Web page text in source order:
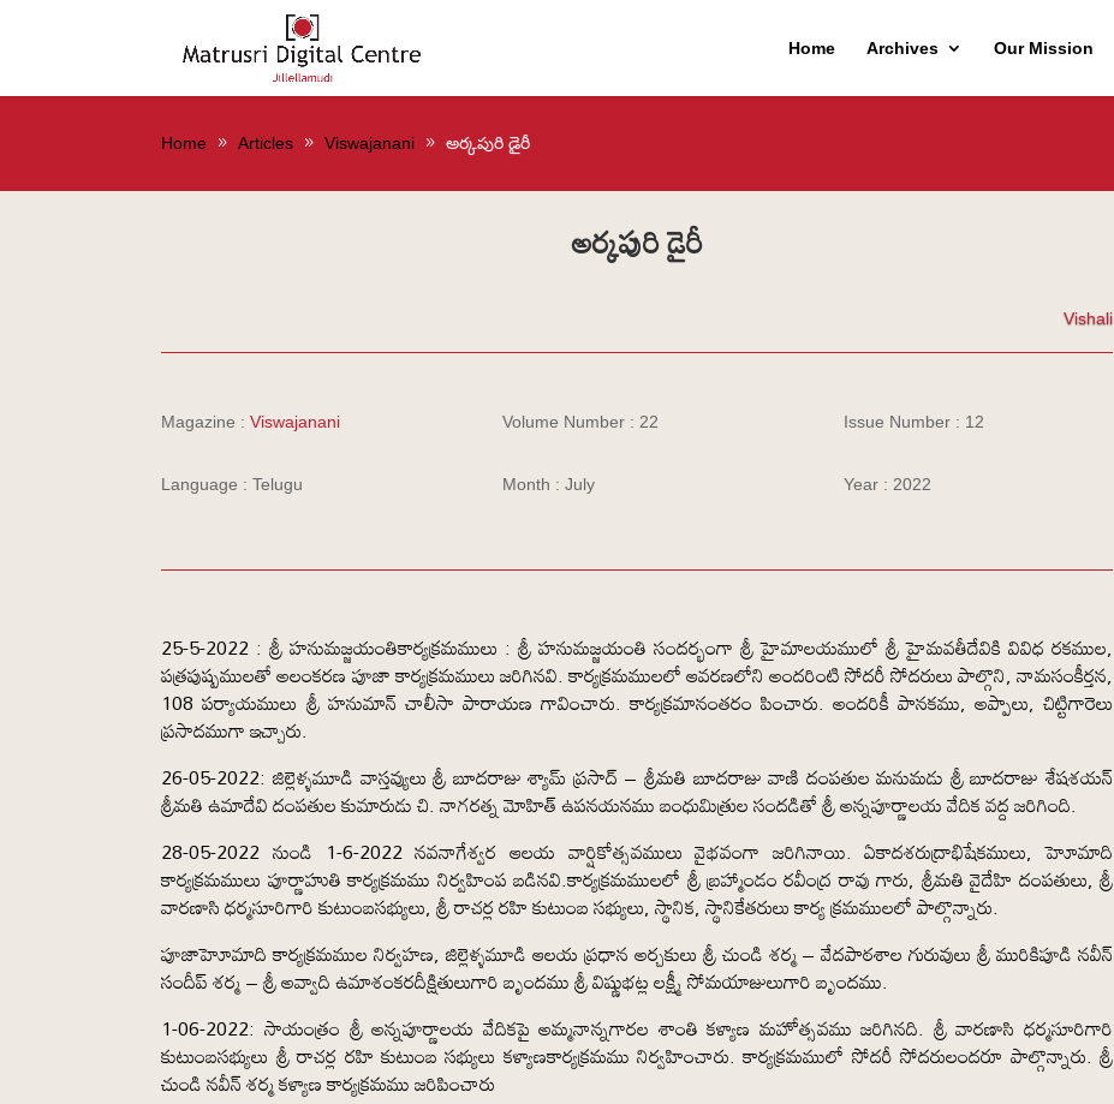
Home Archives Our Mission
Home Articles Viswajanani అర్కపురి డైరీ
అర్కపురి డైరీ
Vishali
Magazine :Viswajanani
Language : Telugu
Volume Number : 22
Month : July
Issue Number : 12
Year : 2022
25-5-2022 : శ్రీ హనుమజ్జయంతికార్యక్రమములు : శ్రీ హనుమజ్జయంతి సందర్భంగా శ్రీ హైమాలయములో శ్రీ హైమవతీదేవికి వివిధ రకముల,
పత్రపుష్పములతో అలంకరణ పూజా కార్యక్రమములు జరిగినవి. కార్యక్రమములలో ఆవరణలోని అందరింటి సోదరీ సోదరులు పాల్గొని, నామసంకీర్తన,
108 పర్యాయములు శ్రీ హనుమాన్ చాలీసా పారాయణ గావించారు. కార్యక్రమానంతరం పించారు. అందరికీ పానకము, అప్పాలు, చిట్టిగారెలు
ప్రసాదముగా ఇచ్చారు.
26-05-2022: జిల్లెళ్ళమూడి వాస్తవ్యులు శ్రీ బూదరాజు శ్యామ్ ప్రసాద్ – శ్రీమతి బూదరాజు వాణి దంపతుల మనుమడు శ్రీ బూదరాజు శేషశయన్
శ్రీమతి ఉమాదేవి దంపతుల కుమారుడు చి. నాగరత్న మోహిత్ ఉపనయనము బంధుమిత్రుల సందడితో శ్రీ అన్నపూర్ణాలయ వేదిక వద్ద జరిగింది.
28-05-2022 నుండి 1-6-2022 నవనాగేశ్వర ఆలయ వార్షికోత్సవములు వైభవంగా జరిగినాయి. ఏకాదశరుద్రాభిషేకములు, హెూమాది
కార్యక్రమములు పూర్ణాహుతి కార్యక్రమము నిర్వహింప బడినవి.కార్యక్రమములలో శ్రీ బ్రహ్మాండం రవీంద్ర రావు గారు, శ్రీమతి వైదేహి దంపతులు, శ్రీ
వారణాసి ధర్మసూరిగారి కుటుంబసభ్యులు, శ్రీ రాచర్ల రహి కుటుంబ సభ్యులు, స్థానిక, స్థానికేతరులు కార్య క్రమములలో పాల్గొన్నారు.
పూజాహెూమాది కార్యక్రమముల నిర్వహణ, జిల్లెళ్ళమూడి ఆలయ ప్రధాన అర్చకులు శ్రీ చుండి శర్మ – వేదపాఠశాల గురువులు శ్రీ మురికిపూడి నవీన్
సందీప్ శర్మ – శ్రీ అవ్వాది ఉమాశంకరదీక్షితులుగారి బృందము శ్రీ విష్ణుభట్ల లక్ష్మీ సోమయాజులుగారి బృందము.
1-06-2022: సాయంత్రం శ్రీ అన్నపూర్ణాలయ వేదికపై అమ్మనాన్నగారల శాంతి కళ్యాణ మహోత్సవము జరిగినది. శ్రీ వారణాసి ధర్మసూరిగారి
కుటుంబసభ్యులు శ్రీ రాచర్ల రహి కుటుంబ సభ్యులు కళ్యాణకార్యక్రమము నిర్వహించారు. కార్యక్రమములో సోదరీ సోదరులందరూ పాల్గొన్నారు. శ్రీ
చుండి నవీన్ శర్మ కళ్యాణ కార్యక్రమము జరిపించారు